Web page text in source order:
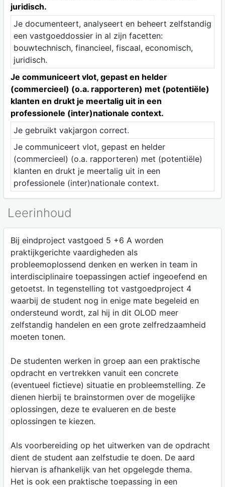
juridisch.
Je documenteert, analyseert en beheert zelfstandig
een vastgoeddossier in al zijn facetten:
bouwtechnisch, financieel, fiscaal, economisch,
juridisch.
Je communiceert vlot, gepast en helder
(commercieel) (o.a. rapporteren) met (potentiële)
klanten en drukt je meertalig uit in een
professionele (inter)nationale context.
Je gebruikt vakjargon correct.
Je communiceert vlot, gepast en helder
(commercieel) (o.a. rapporteren) met (potentiële)
klanten en drukt je meertalig uit in een
professionele (inter)nationale context.
Leerinhoud
Bij eindproject vastgoed 5 +6 A worden
praktijkgerichte vaardigheden als
probleemoplossend denken en werken in team in
interdisciplinaire toepassingen actief ingeoefend en
getoetst. In tegenstelling tot vastgoedproject 4
waarbij de student nog in enige mate begeleid en
ondersteund wordt, zal hij in dit OLOD meer
zelfstandig handelen en een grote zelfredzaamheid
moeten tonen.
De studenten werken in groep aan een praktische
opdracht en vertrekken vanuit een concrete
(eventueel fictieve) situatie en probleemstelling. Ze
dienen hierbij te brainstormen over de mogelijke
oplossingen, deze te evalueren en de beste
oplossingen te kiezen.
Als voorbereiding op het uitwerken van de opdracht
dient de student aan zelfstudie te doen. De aard
hiervan is afhankelijk van het opgelegde thema.
Het is ook een praktische toepassing in een